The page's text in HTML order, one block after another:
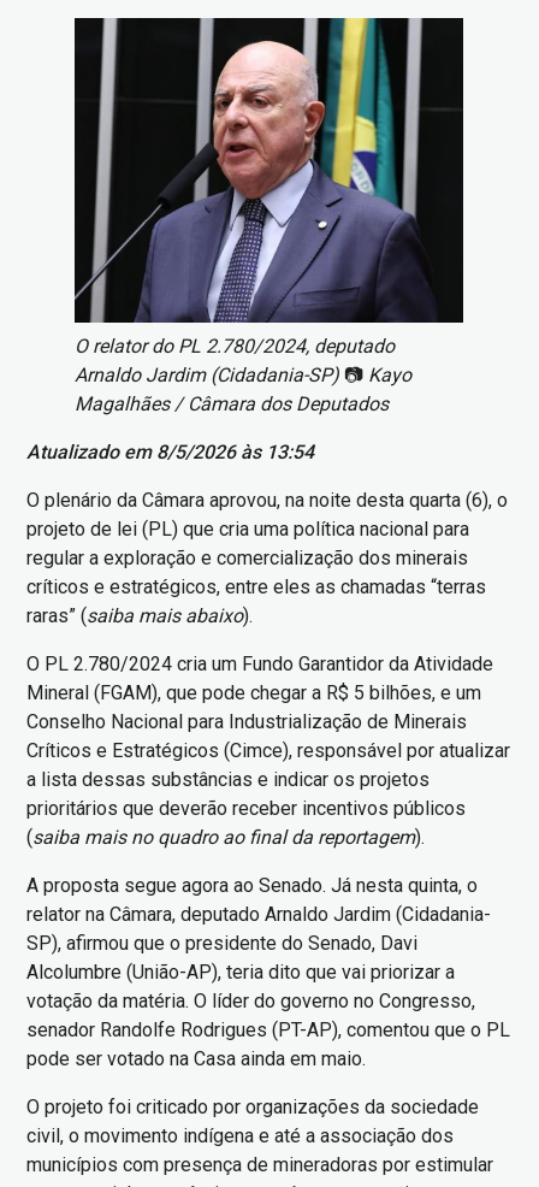
Imagem
O relator do PL 2.780/2024, deputado
Arnaldo Jardim (Cidadania-SP)📷 Kayo
Magalhães / Câmara dos Deputados
Atualizado em 8/5/2026 às 13:54
O plenário da Câmara aprovou, na noite desta quarta (6), o
projeto de lei (PL) que cria uma política nacional para
regular a exploração e comercialização dos minerais
críticos e estratégicos, entre eles as chamadas “terras
raras” (saiba mais abaixo).
O PL 2.780/2024 cria um Fundo Garantidor da Atividade
Mineral (FGAM), que pode chegar a R$ 5 bilhões, e um
Conselho Nacional para Industrialização de Minerais
Críticos e Estratégicos (Cimce), responsável por atualizar
a lista dessas substâncias e indicar os projetos
prioritários que deverão receber incentivos públicos
(saiba mais no quadro ao final da reportagem).
A proposta segue agora ao Senado. Já nesta quinta, o
relator na Câmara, deputado Arnaldo Jardim (Cidadania-
SP), afirmou que o presidente do Senado, Davi
Alcolumbre (União-AP), teria dito que vai priorizar a
votação da matéria. O líder do governo no Congresso,
senador Randolfe Rodrigues (PT-AP), comentou que o PL
pode ser votado na Casa ainda em maio.
O projeto foi criticado por organizações da sociedade
civil, o movimento indígena e até a associação dos
municípios com presença de mineradoras por estimular